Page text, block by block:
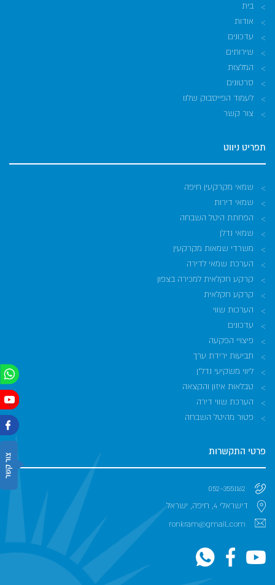
בית
אודות
עדכונים
שירותים
המלצות
סרטונים
לעמוד הפייסבוק שלנו
צור קשר
תפריט ניווט
שמאי מקרקעין חיפה
שמאי דירות
הפחתת היטל השבחה
שמאי נדלן
משרדי שמאות מקרקעין
הערכת שמאי לדירה
קרקע חקלאית למכירה בצפון
קרקע חקלאית
הערכות שווי
עדכונים
פיצויי הפקעה
תביעות ירידת ערך
ליווי משקיעי נדל"ן
טבלאות איזון והקצאה
הערכת שווי דירה
פטור מהיטל השבחה
פרטי התקשרות
052-3551162
דישראלי 4, חיפה, ישראל
ronkram@gmail.com